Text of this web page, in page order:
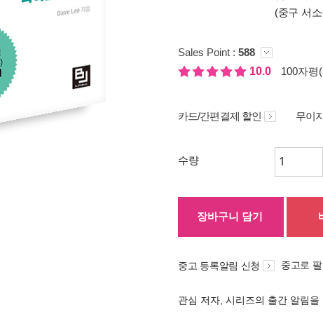
(중구 서
Sales Point : 588
10.0
100자평
카드/간편결제 할인 무이
수량
장바구니 담기
중고 등록알림 신청 중고로
관심 저자, 시리즈의 출간 알림을